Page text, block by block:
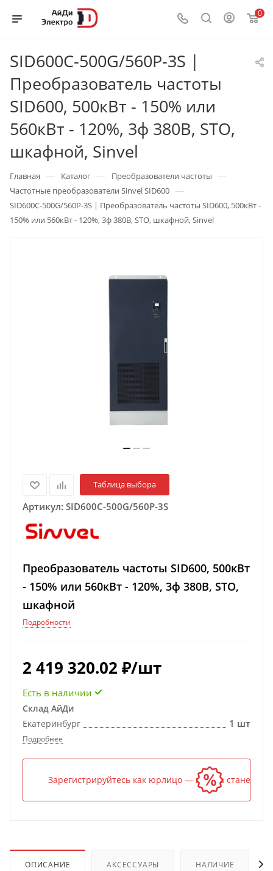
0
SID600C-500G/560P-3S |
Преобразователь частоты
SID600, 500кВт - 150% или
560кВт - 120%, 3ф 380В, STO,
шкафной, Sinvel
Главная — Каталог — Преобразователи частоты —
Частотные преобразователи Sinvel SID600 —
SID600C-500G/560P-3S | Преобразователь частоты SID600, 500кВт -
150% или 560кВт - 120%, 3ф 380В, STO, шкафной, Sinvel
Таблица выбора
Артикул: SID600C-500G/560P-3S
Преобразователь частоты SID600, 500кВт
- 150% или 560кВт - 120%, 3ф 380В, STO,
шкафной
Подробности
2 419 320.02 ₽/шт
Есть в наличии
Склад АйДи
Екатеринбург
1 шт
Подробнее
Зарегистрируйтесь как юрлицо — и цена станет
ОПИСАНИЕ АКСЕССУАРЫ НАЛИЧИЕ